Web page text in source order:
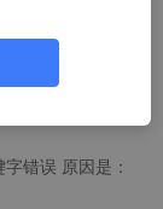
中 insert into X
错误 原因是：